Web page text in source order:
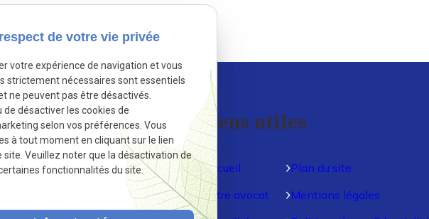
Facebook est désactivé. Autoriser
Eiffel
5
Liens utiles
Accueil
Votre avocat
Plan du site
Mentions légales
de votre vie privée
votre expérience de navigation et vous
strictement nécessaires sont essentiels
ne peuvent pas être désactivés.
désactiver les cookies de
selon vos préférences. Vous
à tout moment en cliquant sur le lien
Veuillez noter que la désactivation de
fonctionnalités du site.